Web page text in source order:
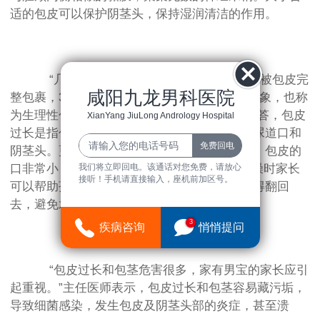
适的包皮可以保护阴茎头，保持湿润清洁的作用。
“几乎所有正常的男宝出生时阴茎头都是被包皮完
整包裹，3岁前包皮无法外翻显露是属于正常现象，也称
为生理性包茎。”咸阳秦都九龙医院主任医师回答，包皮
过长是指包皮覆盖尿道口，能露出或部分露出尿道口和
阴茎头。更严重的是包茎，包皮不能上下翻动，包皮的
口非常小，阴茎头也不能露出。“3岁以后，洗澡时家长
可以帮助孩子翻开包皮进行清洁，清洁完要记得翻回
去，避免水肿引起包皮嵌顿。”
“包皮过长和包茎危害很多，家有男宝的家长应引
起重视。”主任医师表示，包皮过长和包茎容易藏污垢，
导致细菌感染，发生包皮及阴茎头部的炎症，甚至溃
咸阳九龙男科医院
XianYang JiuLong Andrology Hospital
我们将立即回电。该通话对您免费，请放心
接听！手机请直接输入，座机前加区号。
疾病咨询 3 悄悄提问